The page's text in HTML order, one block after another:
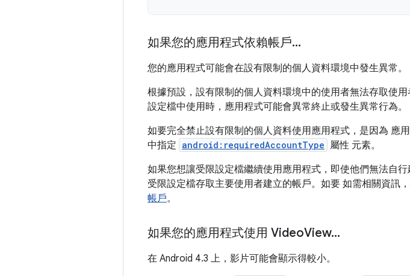
如果您的應用程式依賴帳戶...
您的應用程式可能會在設有限制的個人資料環境中發生異常。
根據預設，設有限制的個人資料環境中的使用者無法存取使
設定檔中使用時，應用程式可能會異常終止或發生異常行為。
如要完全禁止設有限制的個人資料使用應用程式，是因為 應
中指定 android:requiredAccountType 屬性 元素。
如果您想讓受限設定檔繼續使用應用程式，即使他們無法自
受限設定檔存取主要使用者建立的帳戶。如要 如需相關資訊
帳戶。
如果您的應用程式使用 VideoView...
在 Android 4.3 上，影片可能會顯示得較小。